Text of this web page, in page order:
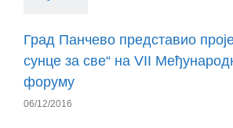
Град Панчево представио
сунце за све“ на VII
форуму
06/12/2016